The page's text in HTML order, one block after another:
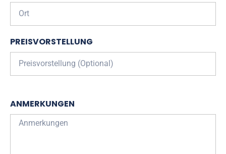
PREISVORSTELLUNG
ANMERKUNGEN